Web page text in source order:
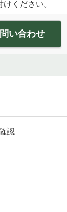
ください。
い合わせ
認